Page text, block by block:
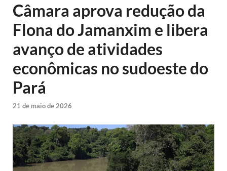
Câmara aprova redução da
Flona do Jamanxim e libera
avanço de atividades
econômicas no sudoeste do
Pará
21 de maio de 2026